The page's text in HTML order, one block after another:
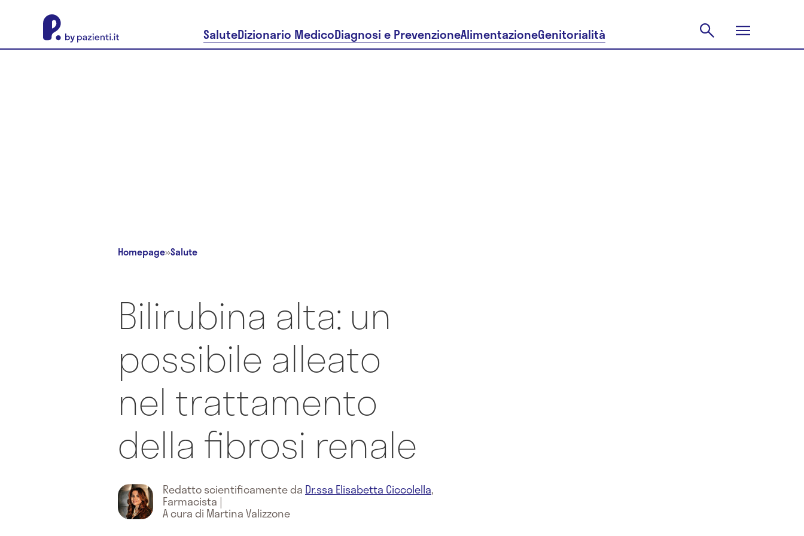
SaluteDizionario MedicoDiagnosi e PrevenzioneAlimentazioneGenitorialità
Homepage»Salute
Bilirubina alta: un
possibile alleato
nel trattamento
della fibrosi renale
Redatto scientificamente da Dr.ssa Elisabetta Ciccolella,
Farmacista |
A cura di Martina Valizzone